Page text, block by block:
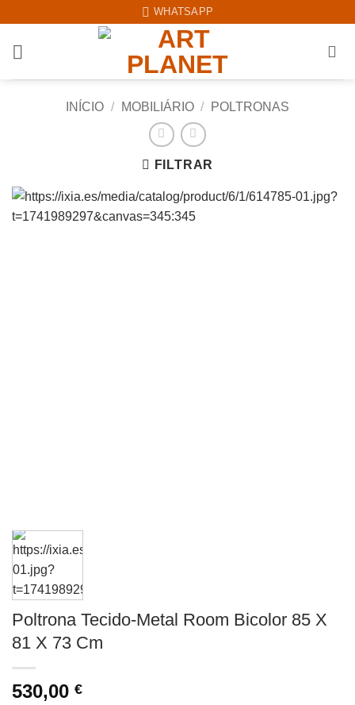
content
WHATSAPP
INÍCIO / MOBILIÁRIO / POLTRONAS
FILTRAR
Poltrona Tecido-Metal Room Bicolor 85 X
81 X 73 Cm
530,00 €